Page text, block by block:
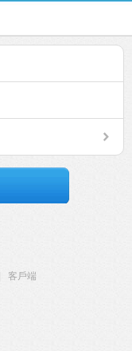
客戶端